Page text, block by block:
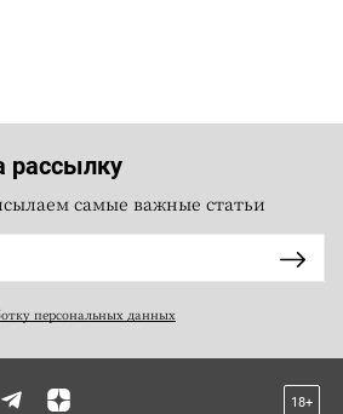
рассылку
самые важные статьи
персональных данных
18+